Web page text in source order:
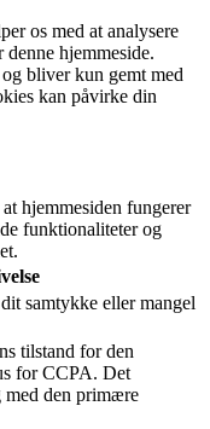
os med at analysere
hjemmeside.
bliver kun gemt med
kan påvirke din
hjemmesiden fungerer
funktionaliteter og
samtykke eller mangel
tilstand for den
for CCPA. Det
den primære